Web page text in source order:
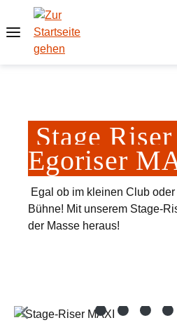
Zum Hauptinhalt springen
Stage
Egoriser
Egal ob im kleinen Club
Bühne! Mit unserem Stage-
der Masse heraus!
Bildergalerie überspringen